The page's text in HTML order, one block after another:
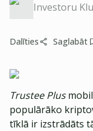
Investoru
Dalīties Saglabāt
Trustee Plus
populārāko
tīklā ir izstrādāts